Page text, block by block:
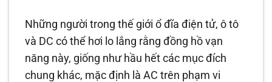
Những người trong thế giới ổ đĩa điện tử, ô tô
và DC có thể hơi lo lắng rằng đồng hồ vạn
năng này, giống như hầu hết các mục đích
chung khác, mặc định là AC trên phạm vi